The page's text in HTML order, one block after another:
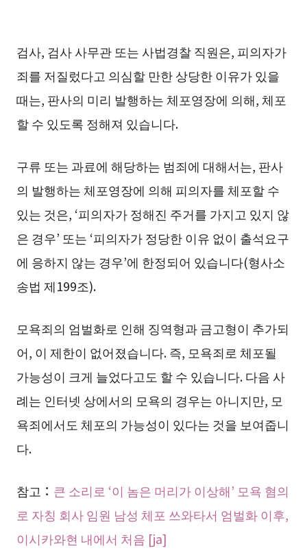
검사, 검사 사무관 또는 사법경찰 직원은, 피의자가
죄를 저질렀다고 의심할 만한 상당한 이유가 있을
때는, 판사의 미리 발행하는 체포영장에 의해, 체포
할 수 있도록 정해져 있습니다.
구류 또는 과료에 해당하는 범죄에 대해서는, 판사
의 발행하는 체포영장에 의해 피의자를 체포할 수
있는 것은, ‘피의자가 정해진 주거를 가지고 있지 않
은 경우’ 또는 ‘피의자가 정당한 이유 없이 출석요구
에 응하지 않는 경우’에 한정되어 있습니다(형사소
송법 제199조).
모욕죄의 엄벌화로 인해 징역형과 금고형이 추가되
어, 이 제한이 없어졌습니다. 즉, 모욕죄로 체포될
가능성이 크게 늘었다고도 할 수 있습니다. 다음 사
례는 인터넷 상에서의 모욕의 경우는 아니지만, 모
욕죄에서도 체포의 가능성이 있다는 것을 보여줍니
다.
참고： 큰 소리로 ‘이 놈은 머리가 이상해’ 모욕 혐의
로 자칭 회사 임원 남성 체포 쓰와타서 엄벌화 이후,
이시카와현 내에서 처음 [ja]